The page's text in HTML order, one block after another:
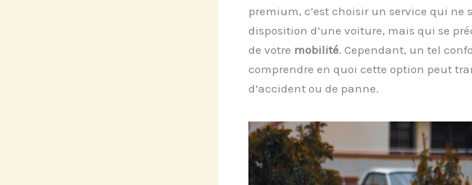
premium, c’est choisir un service qui ne
disposition d’une voiture, mais qui se
de votre mobilité. Cependant, un tel
comprendre en quoi cette option peut
d’accident ou de panne.